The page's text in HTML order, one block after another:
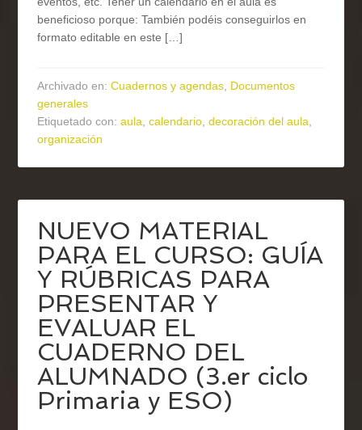
beneficioso porque: También podéis conseguirlos en
formato editable en este […]
Archivado en:Cuadernos y agendas, Documentos
generales
Etiquetado con:aula,calendario,decoración del aula,
organización
NUEVO MATERIAL
PARA EL CURSO: GUÍA
Y RÚBRICAS PARA
PRESENTAR Y
EVALUAR EL
CUADERNO DEL
ALUMNADO (3.er ciclo
Primaria y ESO)